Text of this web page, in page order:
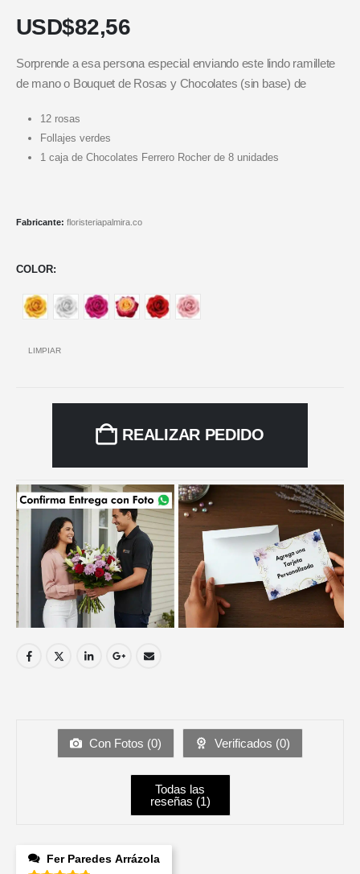
USD$82,56
Sorprende a esa persona especial enviando este lindo ramillete
de mano o Bouquet de Rosas y Chocolates (sin base) de
12 rosas
Follajes verdes
1 caja de Chocolates Ferrero Rocher de 8 unidades
Fabricante: floristeriapalmira.co
COLOR
LIMPIAR
REALIZAR PEDIDO
Con Fotos (0) Verificados (0)
Todas las
reseñas (1)
Fer Paredes Arrázola